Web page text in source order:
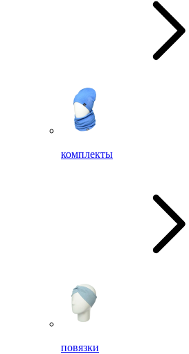
комплекты
повязки